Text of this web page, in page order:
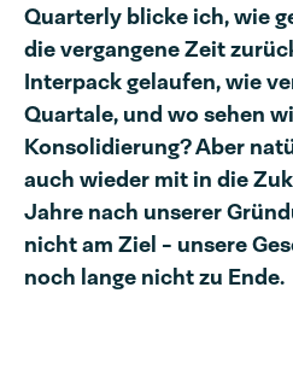
Quarterly blicke ich, wie
die vergangene Zeit
Interpack gelaufen, wie
Quartale, und wo sehen
Konsolidierung? Aber
auch wieder mit in die
Jahre nach unserer
nicht am Ziel - unsere
noch lange nicht zu Ende.